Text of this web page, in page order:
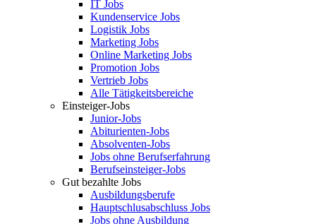
IT Jobs
Kundenservice Jobs
Logistik Jobs
Marketing Jobs
Online Marketing Jobs
Promotion Jobs
Vertrieb Jobs
Alle Tätigkeitsbereiche
Einsteiger-Jobs
Junior-Jobs
Abiturienten-Jobs
Absolventen-Jobs
Jobs ohne Berufserfahrung
Berufseinsteiger-Jobs
Gut bezahlte Jobs
Ausbildungsberufe
Hauptschlusabschluss Jobs
Jobs ohne Ausbildung